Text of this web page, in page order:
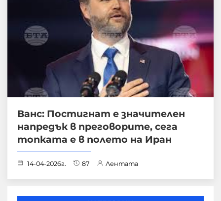
Ванс: Постигнат е значителен
напредък в преговорите, сега
топката е в полето на Иран
14-04-2026г. 87 Лентата